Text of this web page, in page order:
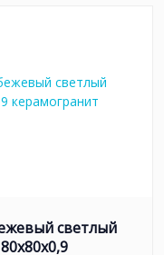
светлый